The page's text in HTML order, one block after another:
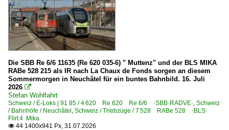
BLS | mit fusionierten Bahnen
BN Bern–Neuenburg–Bahn 1901-1997
E-Loks | 91 85
4 420 Re 420 Re 4/4 II ·SBB·
4 465 Re 465 ·BLS·
4 465 Re 465 ·BLS· Werbeloks
4 620 Re 620 Re 6/6 ·SBB·RADVE·
Die SBB Re 6/6 11635 (Re 620 035-6) " Muttenz" und der BLS MIKA
RABe 528 215 als IR nach La Chaux de Fonds sorgen an diesem
Sommermorgen in Neuchâtel für ein buntes Bahnbild. 16. Juli
2026 
Stefan Wohlfahrt
Schweiz / E-Loks | 91 85 / 4 620 Re 620 Re 6/6 ·SBB·RADVE·, Schweiz
/ Bahnhöfe / Neuchâtel , Schweiz / Triebzüge / 7 528 RABe 528 ·BLS·
Flirt 4 Mika
 44 1400x941 Px, 31.07.2026